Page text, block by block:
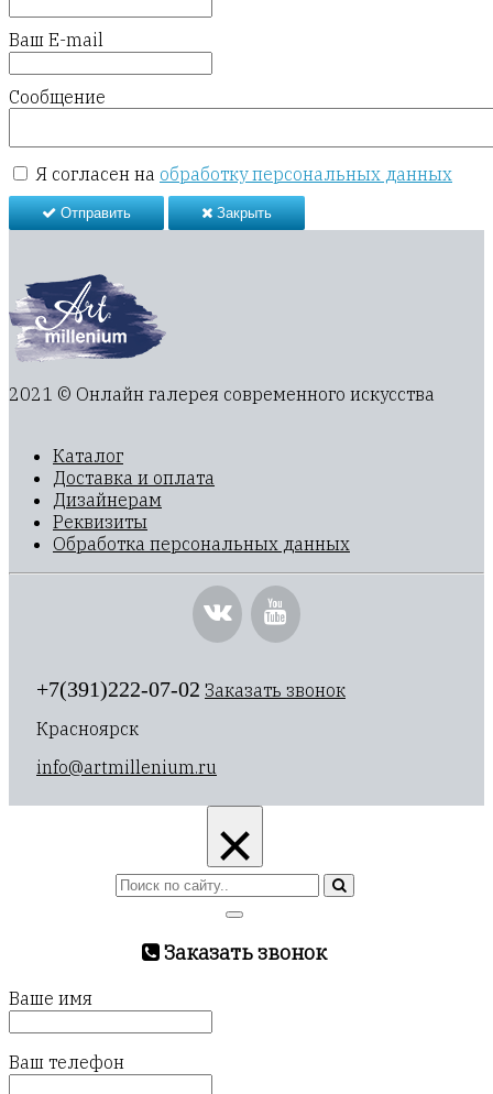
Ваш E-mail
Сообщение
Я согласен на обработку персональных данных
Отправить Закрыть
2021 © Онлайн галерея современного искусства
Каталог
Доставка и оплата
Дизайнерам
Реквизиты
Обработка персональных данных
+7(391)222-07-02 Заказать звонок
Красноярск
info@artmillenium.ru
×
Заказать звонок
Ваше имя
Ваш телефон